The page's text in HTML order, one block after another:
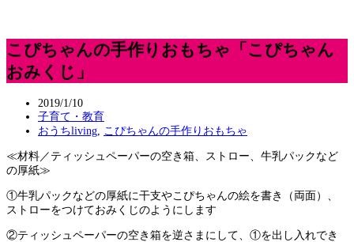
こぴちゃんの手作りおもちゃ「こぴちゃん
おみくじ」
2019/1/10
子育て・教育
おうちliving
こぴちゃんの手作りおもちゃ
≪材料／ティッシュペーパーの空き箱、ストロー、牛乳パックなど
の厚紙≫
①牛乳パックなどの厚紙に干支やこぴちゃんの絵を書き（両面）、
ストローをつけておみくじのようにします
②ティッシュペーパーの空き箱を逆さまにして、①を出し入れでき